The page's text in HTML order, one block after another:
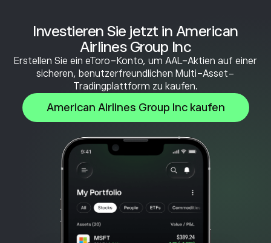
Investieren Sie jetzt in American
Airlines Group Inc
Erstellen Sie ein eToro-Konto, um AAL-Aktien auf einer
sicheren, benutzerfreundlichen Multi-Asset-
Tradingplattform zu kaufen.
American Airlines Group Inc kaufen